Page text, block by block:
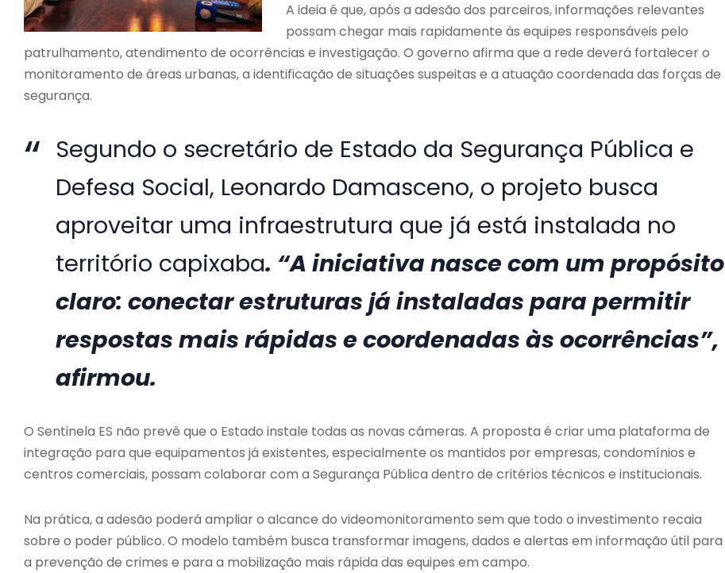
A ideia é que, após a adesão dos parceiros, informações relevantes
possam chegar mais rapidamente às equipes responsáveis pelo
patrulhamento, atendimento de ocorrências e investigação. O governo afirma que a rede deverá fortalecer o
monitoramento de áreas urbanas, a identificação de situações suspeitas e a atuação coordenada das forças de
segurança.
Segundo o secretário de Estado da Segurança Pública e
Defesa Social, Leonardo Damasceno, o projeto busca
aproveitar uma infraestrutura que já está instalada no
território capixaba. “A iniciativa nasce com um propósito
claro: conectar estruturas já instaladas para permitir
respostas mais rápidas e coordenadas às ocorrências”,
afirmou.
O Sentinela ES não prevê que o Estado instale todas as novas câmeras. A proposta é criar uma plataforma de
integração para que equipamentos já existentes, especialmente os mantidos por empresas, condomínios e
centros comerciais, possam colaborar com a Segurança Pública dentro de critérios técnicos e institucionais.
Na prática, a adesão poderá ampliar o alcance do videomonitoramento sem que todo o investimento recaia
sobre o poder público. O modelo também busca transformar imagens, dados e alertas em informação útil para
a prevenção de crimes e para a mobilização mais rápida das equipes em campo.